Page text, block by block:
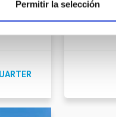
Permitir la selección
E-
España